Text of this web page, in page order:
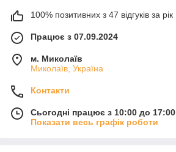
100% позитивних з 47 відгуків за рік
Працює з 07.09.2024
м. Миколаїв
Миколаїв, Україна
Контакти
Сьогодні працює з 10:00 до 17:00
Показати весь графік роботи